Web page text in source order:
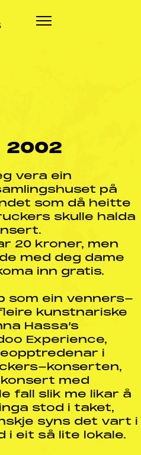
vera ein
på
som då heitte
skulle halda
20 kroner, men
med deg dame
inn gratis.
som ein venners-
kunstnariske
Hassa’s
Experience,
i
konserten,
med
fall slik me likar å
stod i taket,
syns det vart i
i eit så lite lokale.